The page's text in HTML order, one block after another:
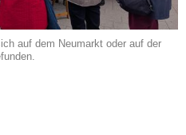
auf dem Neumarkt oder auf der